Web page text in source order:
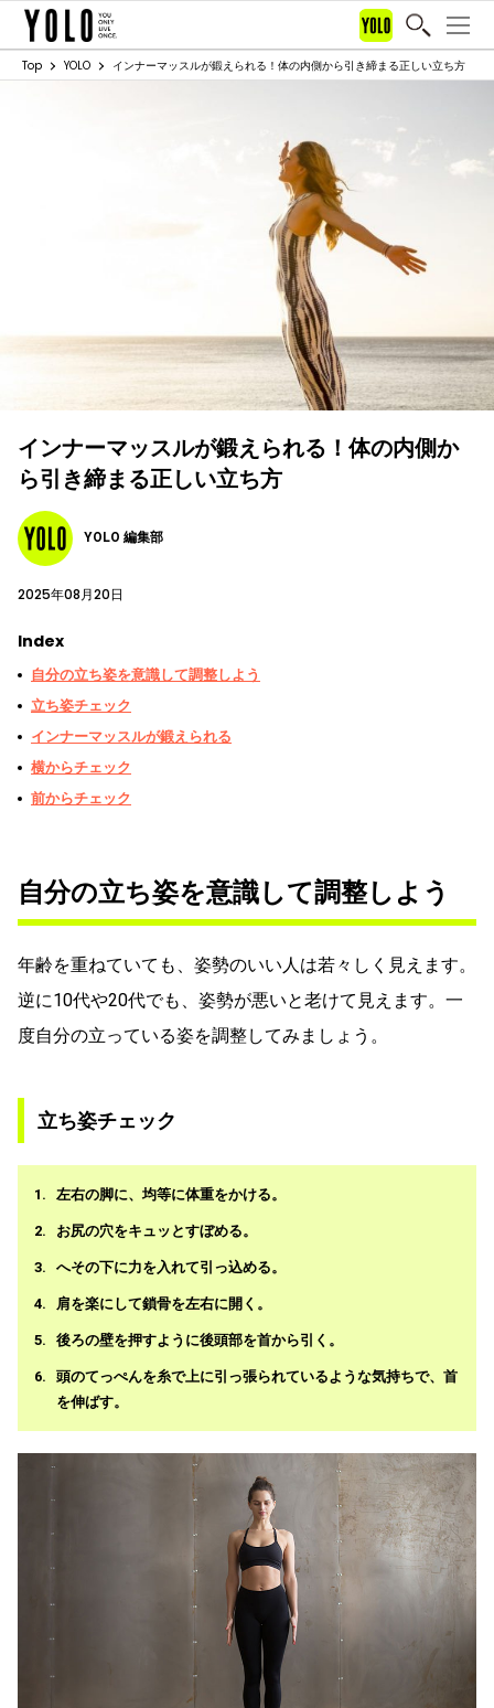
Top YOLO インナーマッスルが鍛えられる！体の内側から引き締まる正しい立ち方
インナーマッスルが鍛えられる！体の内側か
ら引き締まる正しい立ち方
YOLO 編集部
2025年08月20日
Index
自分の立ち姿を意識して調整しよう
立ち姿チェック
インナーマッスルが鍛えられる
横からチェック
前からチェック
自分の立ち姿を意識して調整しよう
年齢を重ねていても、姿勢のいい人は若々しく見えます。
逆に10代や20代でも、姿勢が悪いと老けて見えます。一
度自分の立っている姿を調整してみましょう。
立ち姿チェック
左右の脚に、均等に体重をかける。
お尻の穴をキュッとすぼめる。
へその下に力を入れて引っ込める。
肩を楽にして鎖骨を左右に開く。
後ろの壁を押すように後頭部を首から引く。
頭のてっぺんを糸で上に引っ張られているような気持ちで、首
を伸ばす。